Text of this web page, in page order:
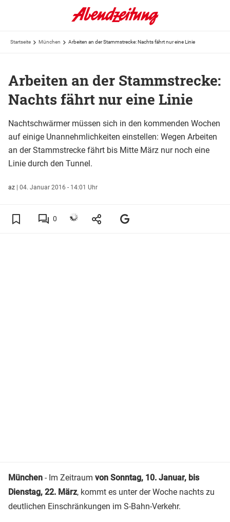
Startseite München Arbeiten an der Stammstrecke: Nachts fährt nur eine Linie
Arbeiten an der Stammstrecke:
Nachts fährt nur eine Linie
Nachtschwärmer müssen sich in den kommenden Wochen
auf einige Unannehmlichkeiten einstellen: Wegen Arbeiten
an der Stammstrecke fährt bis Mitte März nur noch eine
Linie durch den Tunnel.
az | 04. Januar 2016 - 14:01 Uhr
0
München - Im Zeitraum von Sonntag, 10. Januar, bis
Dienstag, 22. März, kommt es unter der Woche nachts zu
deutlichen Einschränkungen im S-Bahn-Verkehr.